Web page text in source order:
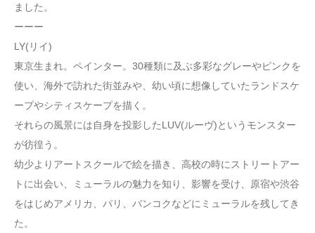
ました。
ーーー
LY(リイ)
東京生まれ。ペインター。30種類に及ぶ多彩なグレーやピンクを
使い、海外で訪れた街並みや、幼い頃に想像していたランドスケ
ープやシティスケープを描く。
それらの風景には自身を投影したLUV(ルーヴ)というモンスター
が彷徨う。
幼少よりアートスクールで絵を描き、高校の時にストリートアー
トに出会い、ミューラルの魅力を知り、影響を受け、原宿や渋谷
をはじめアメリカ、パリ、バンコクなどにミューラルを残してき
た。